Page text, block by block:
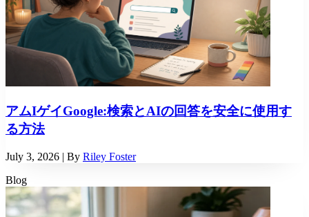
アムIゲイGoogle:検索とAIの回答を安全に使用す
る方法
July 3, 2026 | By Riley Foster
Blog